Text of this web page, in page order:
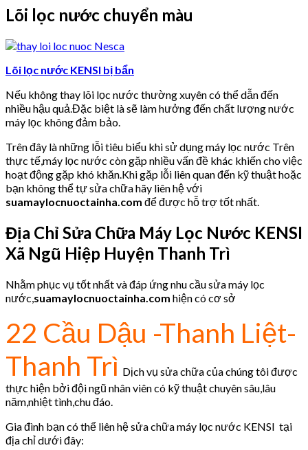
Lõi lọc nước chuyển màu
Lõi lọc nước KENSI bị bẩn
Nếu không thay lõi lọc nước thường xuyên có thể dẫn đến
nhiều hậu quả.Đặc biệt là sẽ làm hưởng đến chất lượng nước
máy lọc không đảm bảo.
Trên đây là những lỗi tiêu biểu khi sử dụng máy lọc nước Trên
thực tế,máy lọc nước còn gặp nhiều vấn đề khác khiến cho việc
hoạt động gặp khó khăn.Khi gặp lỗi liên quan đến kỹ thuật hoặc
bạn không thể tự sửa chữa hãy liên hệ với
suamaylocnuoctainha.com để được hỗ trợ tốt nhất.
Địa Chỉ Sửa Chữa Máy Lọc Nước KENSI
Xã Ngũ Hiệp Huyện Thanh Trì
Nhằm phục vụ tốt nhất và đáp ứng nhu cầu sửa máy lọc
nước, suamaylocnuoctainha.com hiện có cơ sở
22 Cầu Dậu -Thanh Liệt-
Thanh Trì Dịch vụ sửa chữa của chúng tôi được
thực hiện bởi đội ngũ nhân viên có kỹ thuật chuyên sâu,lâu
năm,nhiệt tình,chu đáo.
Gia đình bạn có thể liên hệ sửa chữa máy lọc nước KENSI tại
địa chỉ dưới đây: